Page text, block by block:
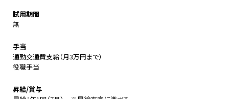
試用期間
無
手当
通勤交通費支給（月3万円まで）
役職手当
昇給/賞与